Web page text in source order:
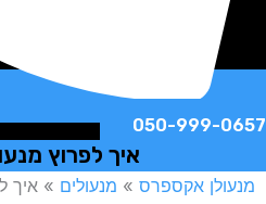
050-999-
איך לפרוץ מנעול
אקספרס»מנעולים»איך